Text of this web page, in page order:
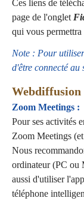
Ces liens de
page de l'onglet
qui vous permettra
Note : Pour
d'être connecté au
Zoom Meetings :
Pour ses activités
Zoom Meetings
Nous
ordinateur (PC ou
aussi d'utiliser
téléphone